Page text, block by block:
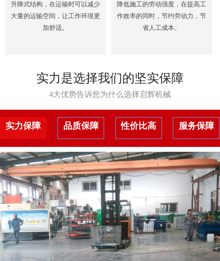
升降式结构，在运输时可以减少
大量的运输空间，让工作环境更
加舒适。
降低施工的劳动强度，在提高工
作效率的同时，节约劳动力，节
省人工成本。
实力是选择我们的坚实保障
4大优势告诉您为什么选择启辉机械
实力保障 品质保障 性价比高 服务保障